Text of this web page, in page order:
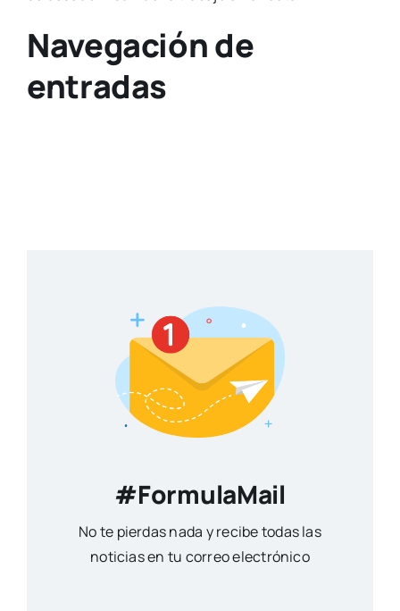
Navegación de
entradas
#FormulaMail
No te pierdas nada y recibe todas las
noticias en tu correo electrónico